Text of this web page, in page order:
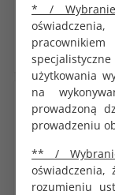
* /
użytkowania
na
prowadzoną
prowadzeniu
** /
oświadczenia,
rozumieniu
3.33 zł
DO